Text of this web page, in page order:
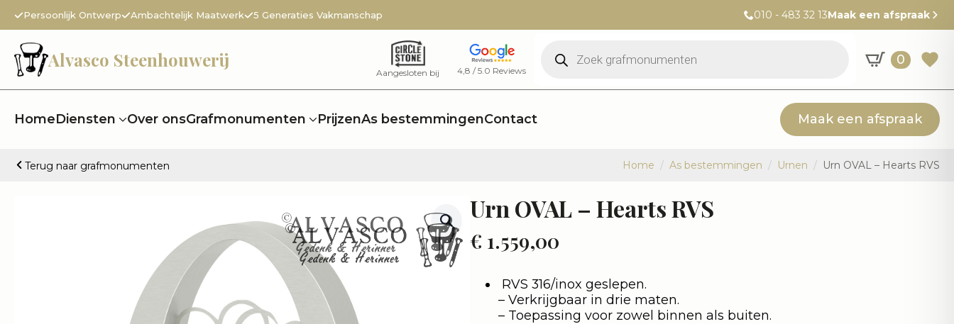
Persoonlijk Ontwerp Ambachtelijk Maatwerk 5 Generaties Vakmanschap 010 - 483 32 13Maak een afspraak
Alvasco Steenhouwerij
Aangesloten bij 4,8 / 5.0 Reviews
zoeken
0
HomeDiensten Over onsGrafmonumenten PrijzenAs bestemmingenContact Maak een afspraak
Terug naar grafmonumenten Home As bestemmingen Urnen Urn OVAL – Hearts RVS
Urn OVAL – Hearts RVS
€ 1.559,00
RVS 316/inox geslepen.
– Verkrijgbaar in drie maten.
– Toepassing voor zowel binnen als buiten.